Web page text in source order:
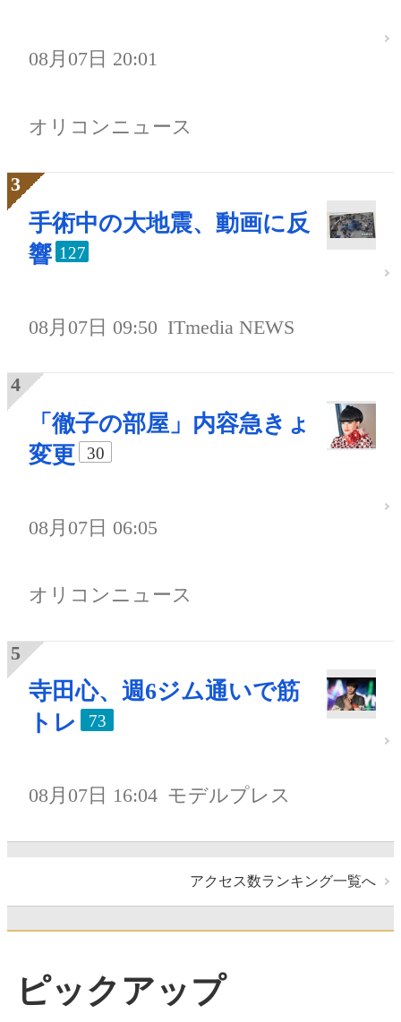
08月07日 20:01
オリコンニュース
手術中の大地震、動画に反
響 127
08月07日 09:50 ITmedia NEWS
「徹子の部屋」内容急きょ
変更
30
08月07日 06:05
オリコンニュース
寺田心、週6ジム通いで筋
トレ
73
08月07日 16:04 モデルプレス
アクセス数ランキング一覧へ
ピックアップ